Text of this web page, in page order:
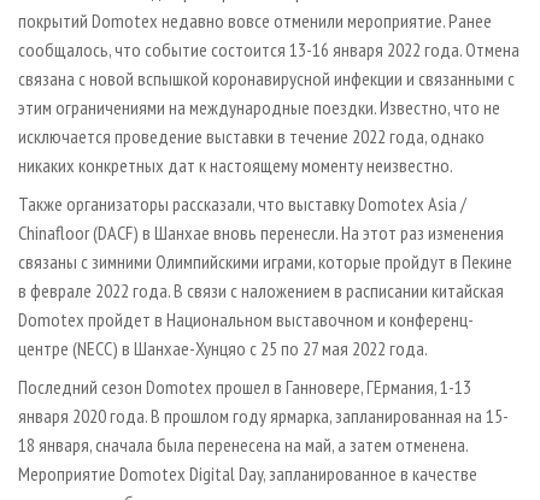
ПРОИЗВОДСТВО ДРЕВЕСНЫХ ПЛИТ
ДЕРЕВЯННОЕ ДОМОСТРОЕНИЕ
ПРОИЗВОДСТВО МЕБЕЛИ
БИОЭНЕРГЕТИКА
ИНСТРУМЕНТ И МАТЕРИАЛЫ
МОБИЛЬНЫЕ ВЫСТАВКИ
ОФИЦИАЛЬНЫЕ ДЕЛЕГАЦИИ
ПРИОРИТЕТНЫЕ ИНВЕСТПРОЕКТЫ
RUSSIAN FORESTRY REVIEW
БИБЛИОТЕКА СПЕЦИАЛИСТА
РЕКЛАМА НА САЙТЕ
покрытий Domotex недавно вовсе отменили мероприятие. Ранее
сообщалось, что событие состоится 13-16 января 2022 года. Отмена
связана с новой вспышкой коронавирусной инфекции и связанными с
этим ограничениями на международные поездки. Известно, что не
исключается проведение выставки в течение 2022 года, однако
никаких конкретных дат к настоящему моменту неизвестно.
Также организаторы рассказали, что выставку Domotex Asia /
Chinafloor (DACF) в Шанхае вновь перенесли. На этот раз изменения
связаны с зимними Олимпийскими играми, которые пройдут в Пекине
в феврале 2022 года. В связи с наложением в расписании китайская
Domotex пройдет в Национальном выставочном и конференц-
центре (NECC) в Шанхае-Хунцяо с 25 по 27 мая 2022 года.
Последний сезон Domotex прошел в Ганновере, ГЕрмания, 1-13
января 2020 года. В прошлом году ярмарка, запланированная на 15-
18 января, сначала была перенесена на май, а затем отменена.
Мероприятие Domotex Digital Day, запланированное в качестве